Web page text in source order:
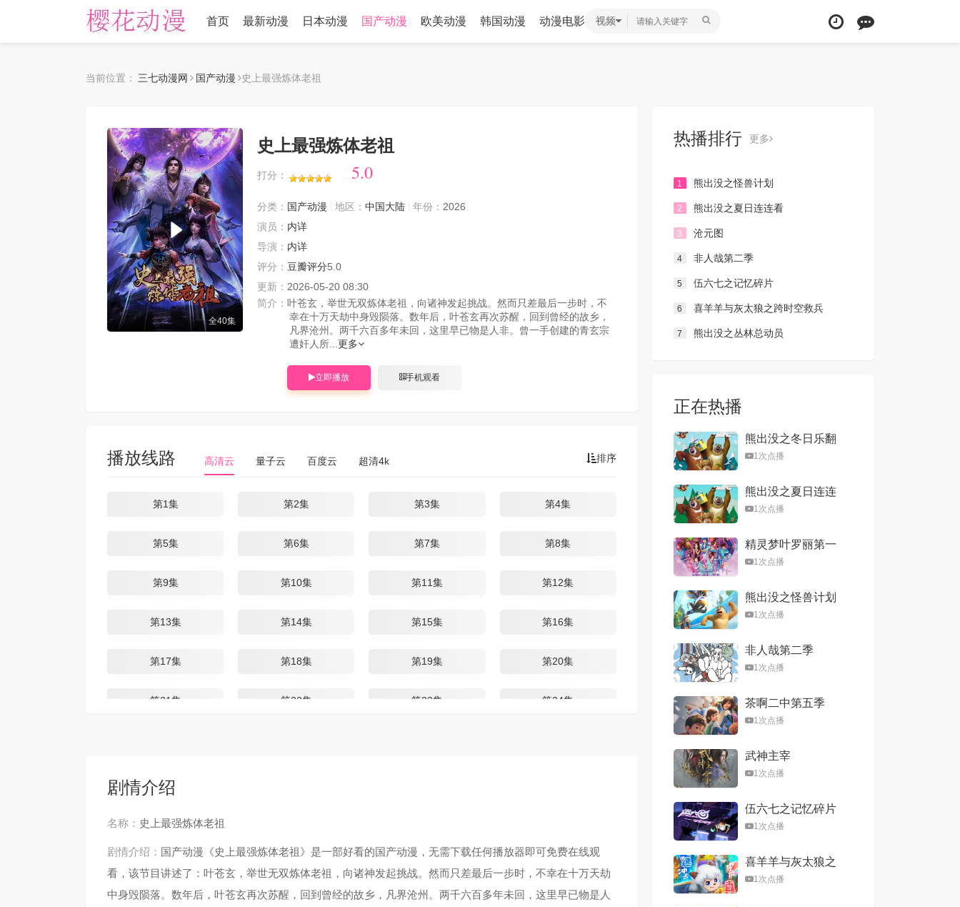
首页 最新动漫 日本动漫 国产动漫 欧美动漫 韩国动漫 动漫电影 视频
当前位置： 三七动漫网 国产动漫 史上最强炼体老祖
全40集
史上最强炼体老祖
打分： 5.0
分类： 国产动漫 地区： 中国大陆 年份： 2026
演员： 内详
导演： 内详
评分： 豆瓣评分5.0
更新： 2026-05-20 08:30
简介： 叶苍玄，举世无双炼体老祖，向诸神发起挑战。然而只差最后一步时，不
幸在十万天劫中身毁陨落。数年后，叶苍玄再次苏醒，回到曾经的故乡，
凡界沧州。两千六百多年未回，这里早已物是人非。曾一手创建的青玄宗
遭奸人所... 更多
立即播放 手机观看
排序
播放线路 高清云 量子云 百度云 超清4k
第1集 第2集 第3集 第4集
第5集 第6集 第7集 第8集
第9集 第10集 第11集 第12集
第13集 第14集 第15集 第16集
第17集 第18集 第19集 第20集
第21集 第22集 第23集 第24集
第29集
第33集
第37集 第38集 第39集 第40集
剧情介绍
名称： 史上最强炼体老祖
剧情介绍： 国产动漫《史上最强炼体老祖》是一部好看的国产动漫，无需下载任何播放器即可免费在线观
看，该节目讲述了：叶苍玄，举世无双炼体老祖，向诸神发起挑战。然而只差最后一步时，不幸在十万天劫
中身毁陨落。数年后，叶苍玄再次苏醒，回到曾经的故乡，凡界沧州。两千六百多年未回，这里早已物是人
热播排行 更多
1 熊出没之怪兽计划
2 熊出没之夏日连连看
3 沧元图
4 非人哉第二季
5 伍六七之记忆碎片
6 喜羊羊与灰太狼之跨时空救兵
7 熊出没之丛林总动员
正在热播
熊出没之冬日乐翻
天1次点播
熊出没之夏日连连
看1次点播
精灵梦叶罗丽第一
季1次点播
熊出没之怪兽计划
1次点播
非人哉第二季
1次点播
茶啊二中第五季
1次点播
武神主宰
1次点播
伍六七之记忆碎片
1次点播
喜羊羊与灰太狼之
心世界奇遇
1次点播